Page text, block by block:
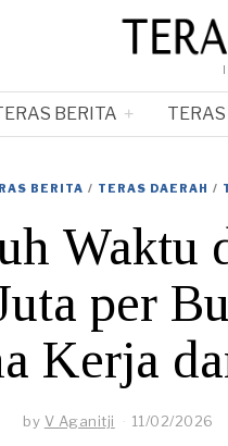
BERITA
BERITA / TERAS DAERAH /
per
Kerja
by V Aganitji 11/02/2026